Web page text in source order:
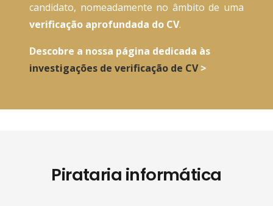
candidato, nomeadamente no âmbito de uma
verificação aprofundada do CV.
Descobre a nossa página dedicada às
investigações de verificação de CV>
Pirataria informática